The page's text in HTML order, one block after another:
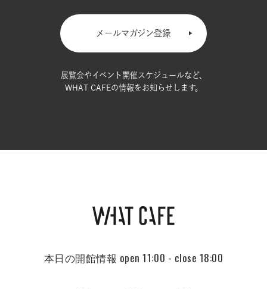
メールマガジン登録
展覧会やイベント開催スケジュールなど、
WHAT CAFEの情報をお知らせします。
本日の開館情報 open 11:00 - close 18:00